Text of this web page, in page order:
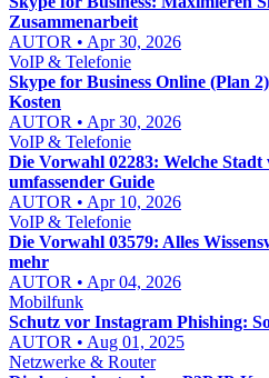
Zusammenarbeit
AUTOR • Apr 30, 2026
VoIP & Telefonie
Skype for Business Online (Plan
Kosten
AUTOR • Apr 30, 2026
VoIP & Telefonie
Die Vorwahl 02283: Welche
umfassender Guide
AUTOR • Apr 10, 2026
VoIP & Telefonie
Die Vorwahl 03579: Alles
mehr
AUTOR • Apr 04, 2026
Mobilfunk
Schutz vor Instagram Phishing:
AUTOR • Aug 01, 2025
Netzwerke & Router